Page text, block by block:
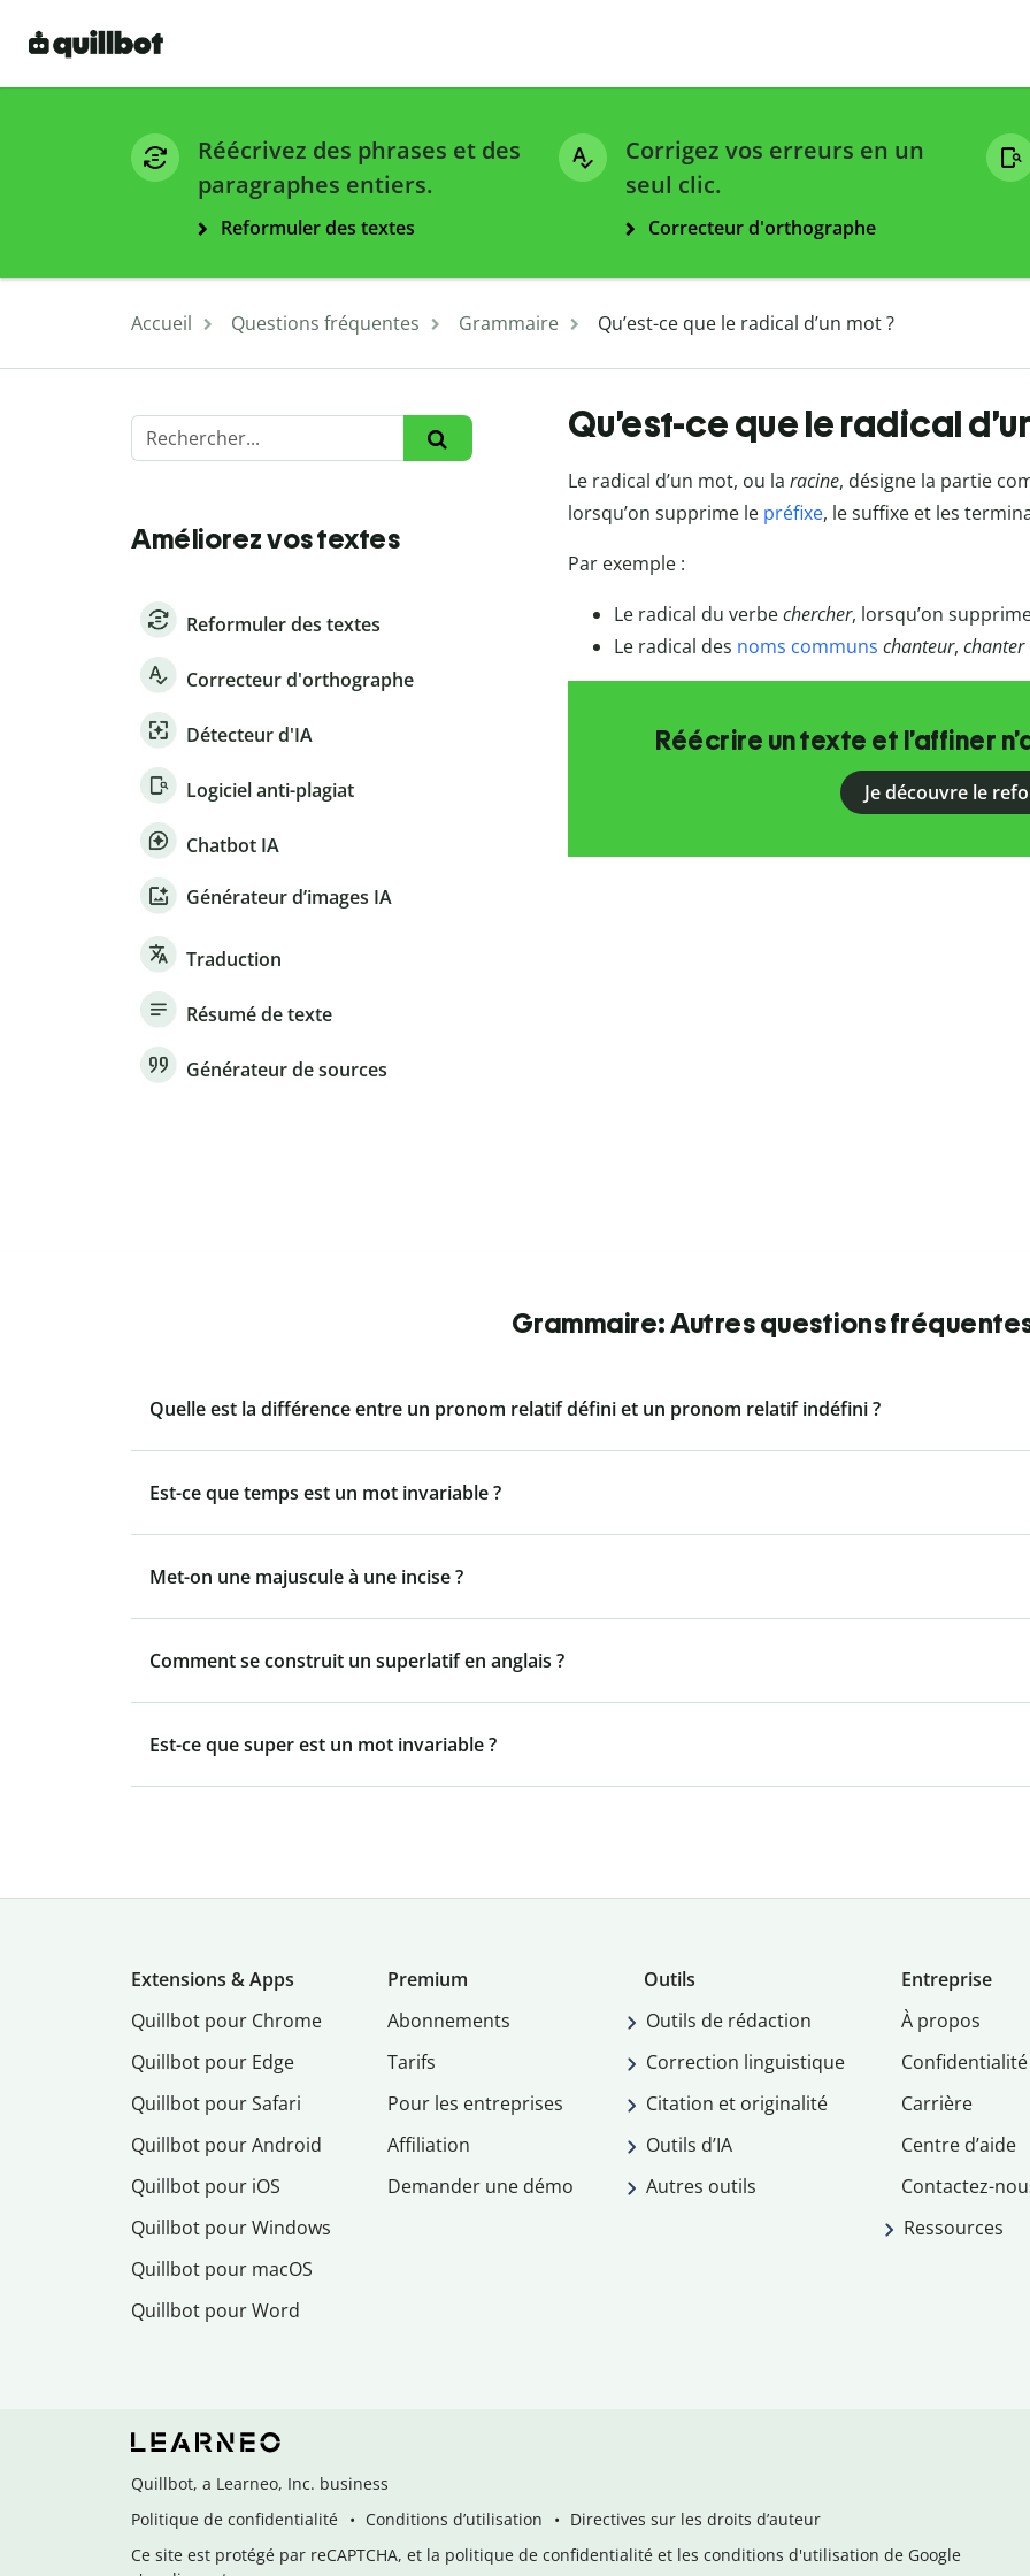
Réécrivez des phrases et des
paragraphes entiers.
Reformuler des textes
Corrigez vos erreurs en un
seul clic.
Correcteur d'orthographe
Accueil Questions fréquentes Grammaire Qu’est-ce que le radical d’un mot ?
Améliorez vos textes
Reformuler des textes
Correcteur d'orthographe
Détecteur d'IA
Logiciel anti-plagiat
Chatbot IA
Générateur d’images IA
Traduction
Résumé de texte
Générateur de sources
Qu’est-ce que le radical
Le radical d’un mot, ou la racine, désigne la partie
lorsqu’on supprime le préfixe, le suffixe et les
Par exemple :
Le radical du verbechercher, lorsqu’on
Le radical des noms communs chanteur, chanter
Réécrire un texte et l’affiner
Je découvre le
Grammaire: Autres questions
Quelle est la différence entre un pronom relatif défini et un pronom relatif indéfini ?
Est-ce que temps est un mot invariable ?
Met-on une majuscule à une incise ?
Comment se construit un superlatif en anglais ?
Est-ce que super est un mot invariable ?
Extensions & Apps
Quillbot pour Chrome
Quillbot pour Edge
Quillbot pour Safari
Quillbot pour Android
Quillbot pour iOS
Quillbot pour Windows
Quillbot pour macOS
Quillbot pour Word
Premium
Abonnements
Tarifs
Pour les entreprises
Affiliation
Demander une démo
Outils
Outils de rédaction
Correction linguistique
Citation et originalité
Outils d’IA
Autres outils
Entreprise
À propos
Confidentialité
Carrière
Centre d’aide
Contactez-
Ressources
Quillbot, a Learneo, Inc. business
Politique de confidentialité
Conditions d’utilisation
Directives sur les droits d’auteur
Ce site est protégé par reCAPTCHA, et la politique de confidentialité et les conditions d'utilisation de Google